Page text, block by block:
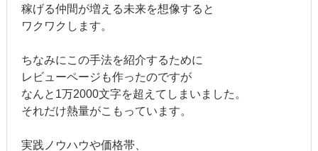
稼げる仲間が増える未来を想像すると
ワクワクします。
ちなみにこの手法を紹介するために
レビューページも作ったのですが
なんと1万2000文字を超えてしまいました。
それだけ熱量がこもっています。
実践ノウハウや価格帯、